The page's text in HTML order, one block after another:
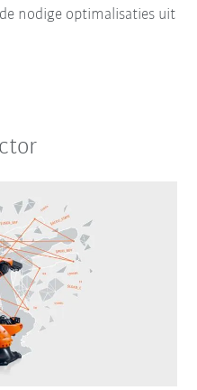
nodige optimalisaties uit